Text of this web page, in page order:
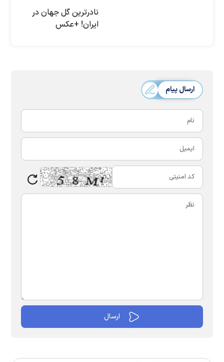
نادر‌ترین گل جهان در
ایران! +عکس
ارسال پیام